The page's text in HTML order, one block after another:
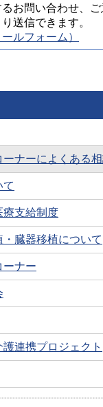
お問い合わせ、
送信できます。
ルフォーム）
ーナーによくある
て
療支給制度
臓器移植について
ーナー
連携プロジェクト